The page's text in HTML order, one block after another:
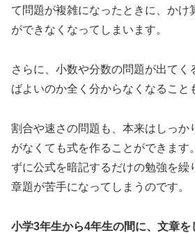
て問題が複雑になったときに、かけ
ができなくなってしまいます。
さらに、小数や分数の問題が出てく
ばよいのか全く分からなくなること
割合や速さの問題も、本来はしっか
がなくても式を作ることができます
ずに公式を暗記するだけの勉強を繰
章題が苦手になってしまうのです。
小学3年生から4年生の間に、文章を